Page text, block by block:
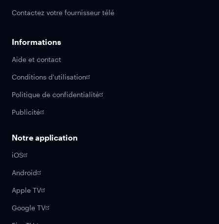
Contactez votre fournisseur télé
Informations
Aide et contact
Conditions d'utilisation
Politique de confidentialité
Publicité
Notre application
iOS
Android
Apple TV
Google TV